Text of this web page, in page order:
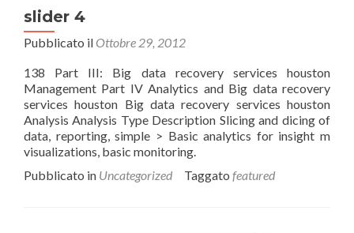
slider 4
Pubblicato il Ottobre 29, 2012
138 Part III: Big data recovery services houston
Management Part IV Analytics and Big data recovery
services houston Big data recovery services houston
Analysis Analysis Type Description Slicing and dicing of
data, reporting, simple > Basic analytics for insight m
visualizations, basic monitoring.
Pubblicato in Uncategorized Taggato featured